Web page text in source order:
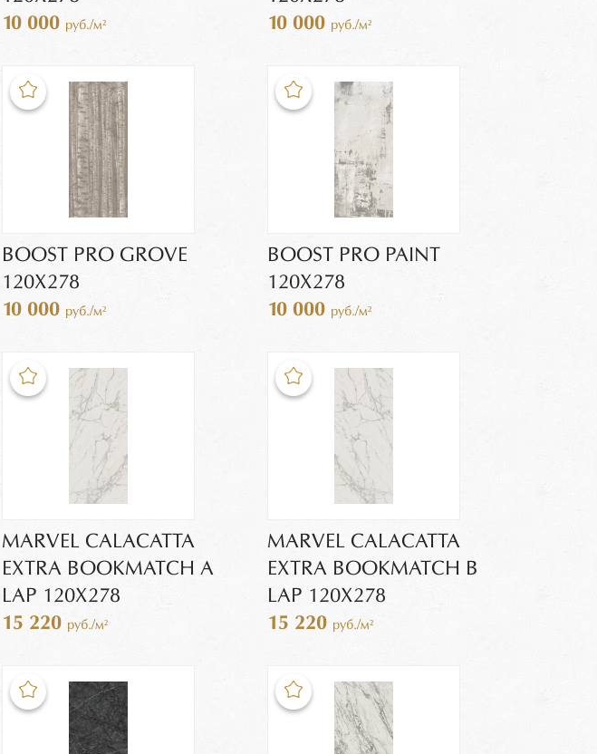
10 000 руб./м²
10 000 руб./м²
BOOST PRO GROVE
120X278
10 000 руб./м²
BOOST PRO PAINT
120X278
10 000 руб./м²
MARVEL CALACATTA
EXTRA BOOKMATCH A
LAP 120X278
15 220 руб./м²
MARVEL CALACATTA
EXTRA BOOKMATCH B
LAP 120X278
15 220 руб./м²